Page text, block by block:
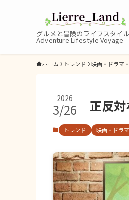
グルメと冒険のライフスタイ
Adventure Lifestyle Voyage
ホーム トレンド 映画・ドラマ
正反
2026
3/26
トレンド 映画・ドラ